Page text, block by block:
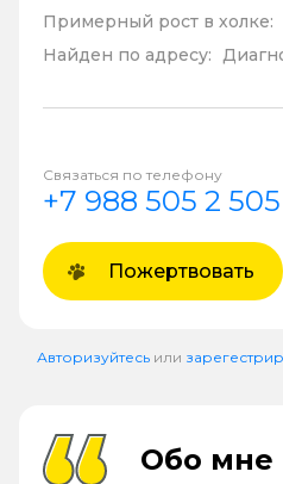
Примерный рост в холке:
Найден по адресу:
Связаться по телефону
+7 988 505 2 505
Пожертвовать
Авторизуйтесь или
Обо мне